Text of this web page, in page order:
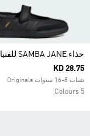
حذاء SAMBA JANE للفتيان
KD 28.75
شباب 8-16 سنوات Originals
5 Colours